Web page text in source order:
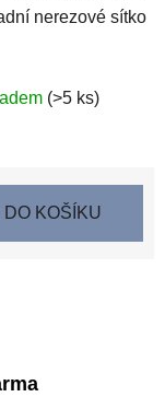
nerezové sítko
(>5 ks)
DO KOŠÍKU